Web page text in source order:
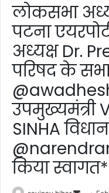
लोकसभा
पटना
अध्यक्ष Dr.
परिषद के
उपमुख्यमंत्री
SINHA
किया स्वागत*